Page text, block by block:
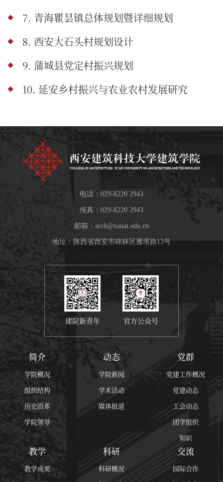
7. 青海瞿昙镇总体规划暨详细规划
8. 西安大石头村规划设计
9. 蒲城县党定村振兴规划
10. 延安乡村振兴与农业农村发展研究
电话：029-8220 2943
传真：029-8220 2943
邮箱： arch@xauat.edu.cn
地址：陕西省西安市碑林区雁塔路13号
建院新青年 官方公众号
简介
学院概况
组织结构
历史沿革
学院领导
动态
学院新闻
学术活动
媒体报道
党群
党建工作概况
党建动态
工会动态
团学组织
知识
教学
教学成果
科研
科研概况
交流
国际合作